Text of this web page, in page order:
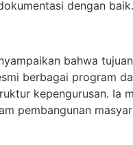
dengan baik.
bahwa
berbagai program
kepengurusan. Ia
pembangunan